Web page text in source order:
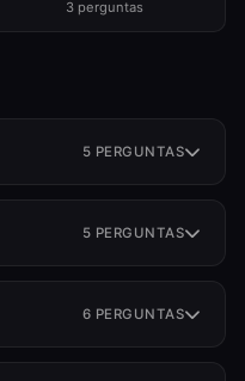
3 perguntas
5 PERGUNTAS
5 PERGUNTAS
6 PERGUNTAS